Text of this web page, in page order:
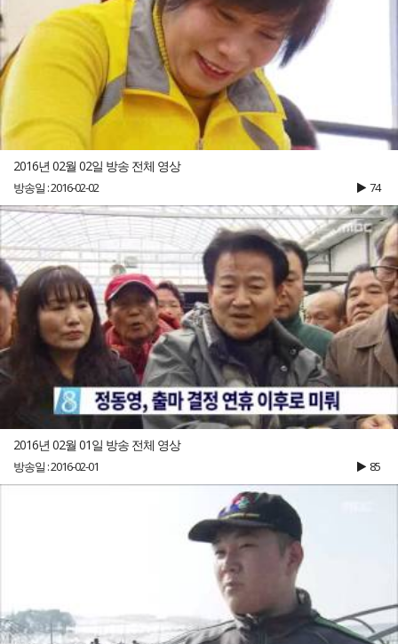
2016년 02월 02일 방송 전체 영상
방송일 : 2016-02-02 74
2016년 02월 01일 방송 전체 영상
방송일 : 2016-02-01 85